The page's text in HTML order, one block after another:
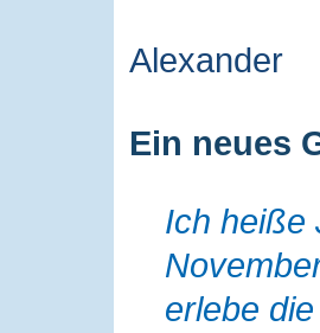
Alexander
Ein neues
Ich heiße
erlebe